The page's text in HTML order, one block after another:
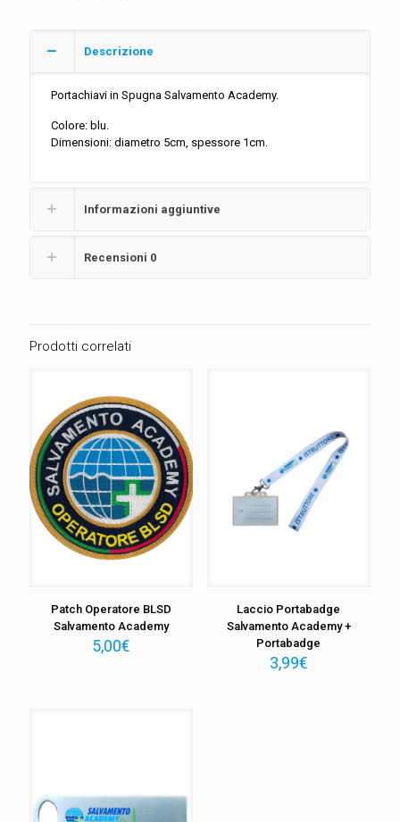
Descrizione
Portachiavi in Spugna Salvamento Academy.
Colore: blu.
Dimensioni: diametro 5cm, spessore 1cm.
Informazioni aggiuntive
Recensioni 0
Prodotti correlati
Patch Operatore BLSD
Salvamento Academy
5,00€
Laccio Portabadge
Salvamento Academy +
Portabadge
3,99€